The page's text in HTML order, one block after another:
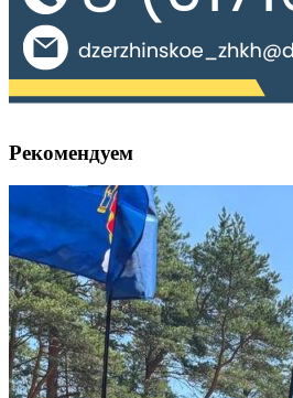
Рекомендуем